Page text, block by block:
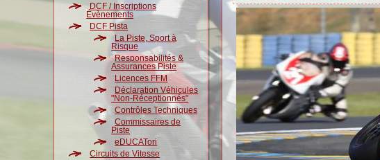
DCF / Inscriptions
Évènements
DCF Pista
La Piste, Sport à
Risque
Responsabilités &
Assurances Piste
Licences FFM
Déclaration Véhicules
"Non-Réceptionnés"
Contrôles Techniques
Commissaires de
Piste
eDUCATori
Circuits de Vitesse